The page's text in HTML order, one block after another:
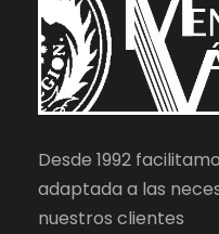
Desde 1992
adaptada a las
nuestros clientes